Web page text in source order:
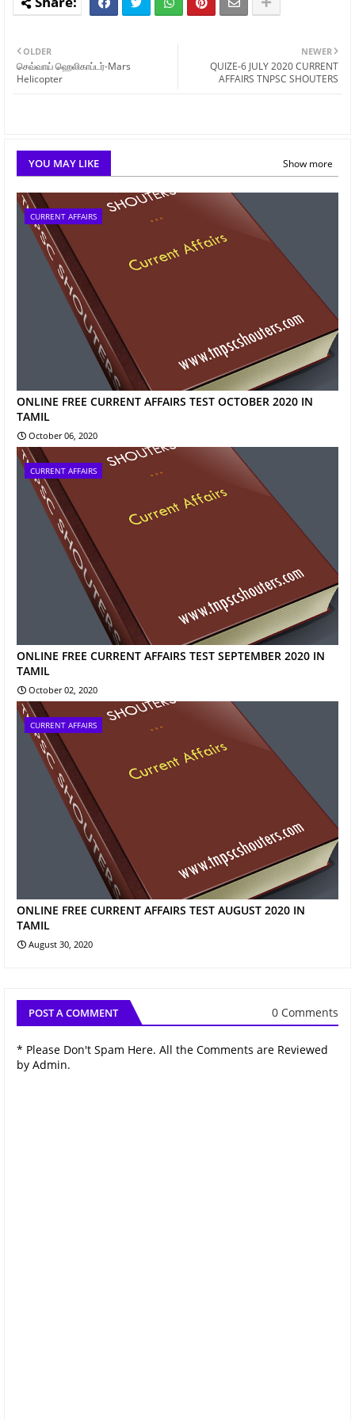
NEWER
QUIZE-6 JULY 2020 CURRENT
AFFAIRS TNPSC SHOUTERS
OLDER
செவ்வாய் ஹெலிகாப்டர்-Mars
Helicopter
YOU MAY LIKE Show more
CURRENT AFFAIRS
ONLINE FREE CURRENT AFFAIRS TEST OCTOBER 2020 IN
TAMIL
October 06, 2020
CURRENT AFFAIRS
ONLINE FREE CURRENT AFFAIRS TEST SEPTEMBER 2020 IN
TAMIL
October 02, 2020
CURRENT AFFAIRS
ONLINE FREE CURRENT AFFAIRS TEST AUGUST 2020 IN
TAMIL
August 30, 2020
POST A COMMENT 0 Comments
* Please Don't Spam Here. All the Comments are Reviewed
by Admin.